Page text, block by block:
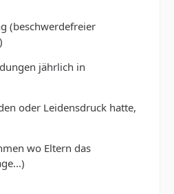
(beschwerdefreier
jährlich in
oder Leidensdruck hatte,
wo Eltern das